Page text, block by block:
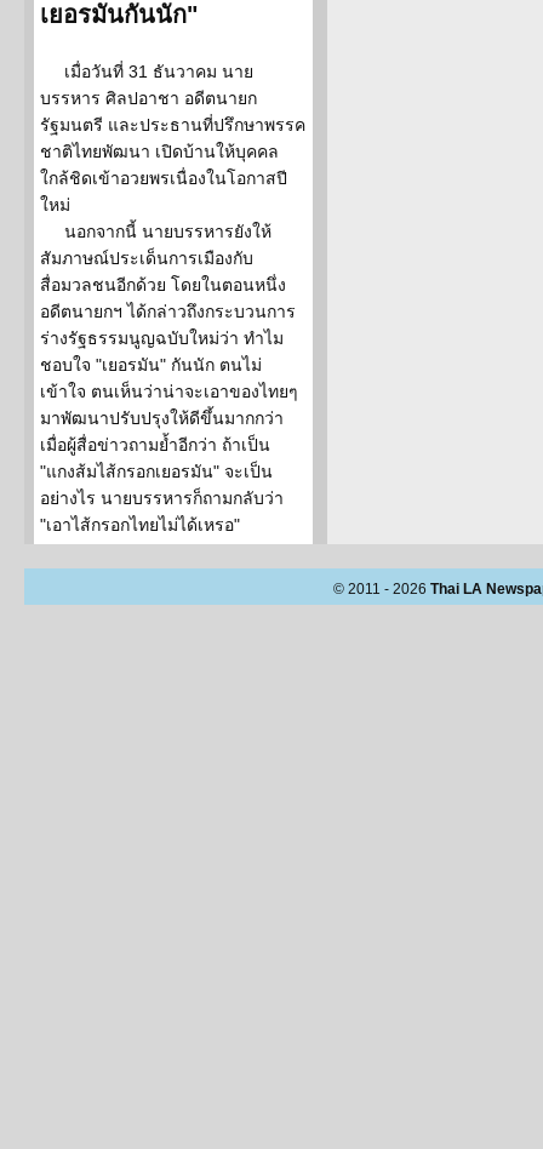
เยอรมันกันนัก"
เมื่อวันที่ 31 ธันวาคม นาย
บรรหาร ศิลปอาชา อดีตนายก
รัฐมนตรี และประธานที่ปรึกษาพรรค
ชาติไทยพัฒนา เปิดบ้านให้บุคคล
ใกล้ชิดเข้าอวยพรเนื่องในโอกาสปี
ใหม่
นอกจากนี้ นายบรรหารยังให้
สัมภาษณ์ประเด็นการเมืองกับ
สื่อมวลชนอีกด้วย โดยในตอนหนึ่ง
อดีตนายกฯ ได้กล่าวถึงกระบวนการ
ร่างรัฐธรรมนูญฉบับใหม่ว่า ทำไม
ชอบใจ "เยอรมัน" กันนัก ตนไม่
เข้าใจ ตนเห็นว่าน่าจะเอาของไทยๆ
มาพัฒนาปรับปรุงให้ดีขึ้นมากกว่า
เมื่อผู้สื่อข่าวถามย้ำอีกว่า ถ้าเป็น
"แกงส้มไส้กรอกเยอรมัน" จะเป็น
อย่างไร นายบรรหารก็ถามกลับว่า
"เอาไส้กรอกไทยไม่ได้เหรอ"
© 2011 - 2026 Thai LA